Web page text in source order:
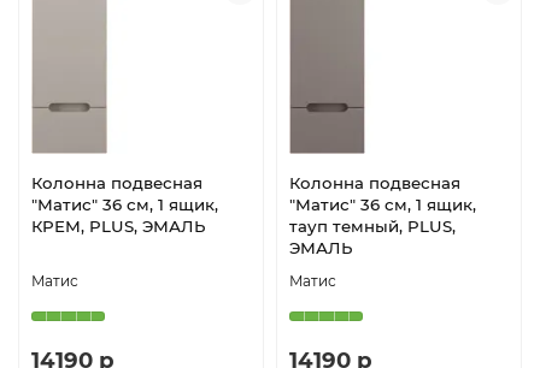
Колонна подвесная
"Матис" 36 см, 1 ящик,
КРЕМ, PLUS, ЭМАЛЬ
Матис
14190 р
Колонна подвесная
"Матис" 36 см, 1 ящик,
тауп темный, PLUS,
ЭМАЛЬ
Матис
14190 р